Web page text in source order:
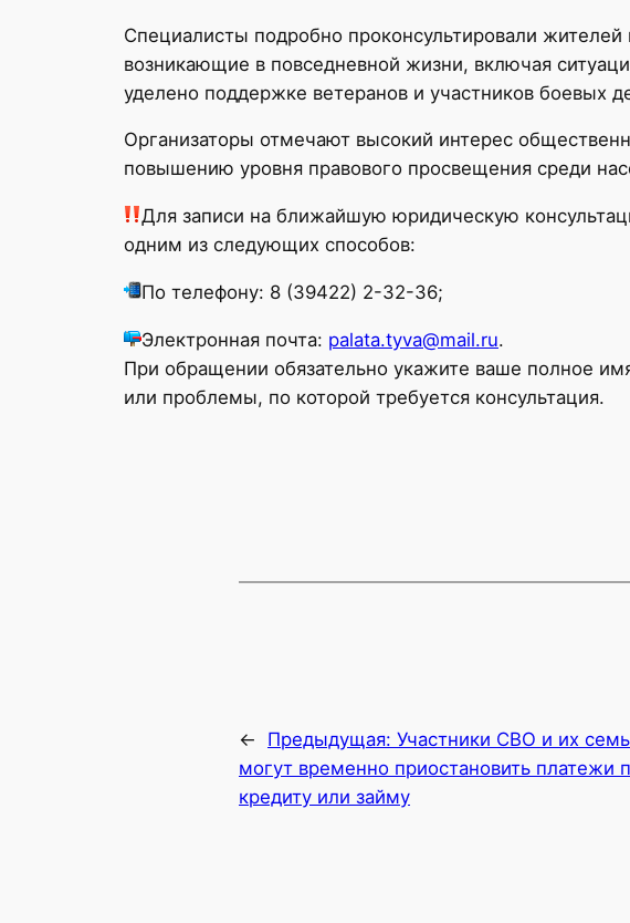
Специалисты подробно проконсультировали
возникающие в повседневной жизни, включая
уделено поддержке ветеранов и участников боевых
Организаторы отмечают высокий интерес
повышению уровня правового просвещения среди
Для записи на ближайшую юридическую
одним из следующих способов:
По телефону: 8 (39422) 2-32-36;
Электронная почта: palata.tyva@mail.ru.
При обращении обязательно укажите ваше полное
или проблемы, по которой требуется консультация.
← Предыдущая: Участники СВО и их
могут временно приостановить платежи
кредиту или займу